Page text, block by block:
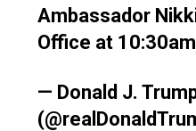
Ambassador
Office at
— Donald J.